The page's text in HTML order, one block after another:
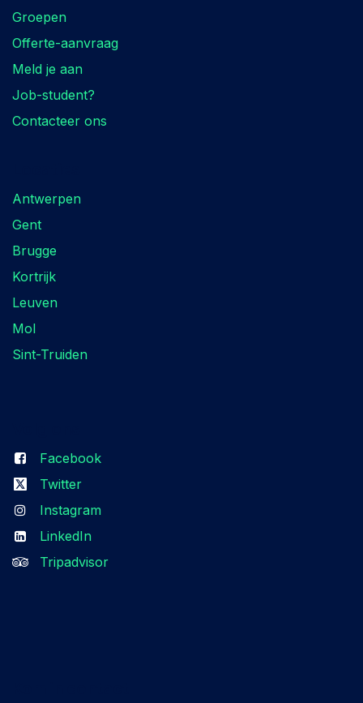
Groepen
Offerte-aanvraag
Meld je aan
Job-student?
Contacteer ons
Antwerpen
Gent
Brugge
Kortrijk
Leuven
Mol
Sint-Truiden
Facebook
Twitter
Instagram
LinkedIn
Tripadvisor